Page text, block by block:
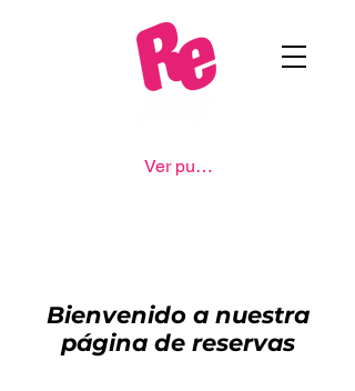
Ver puntos
Bienvenido a nuestra
página de reservas